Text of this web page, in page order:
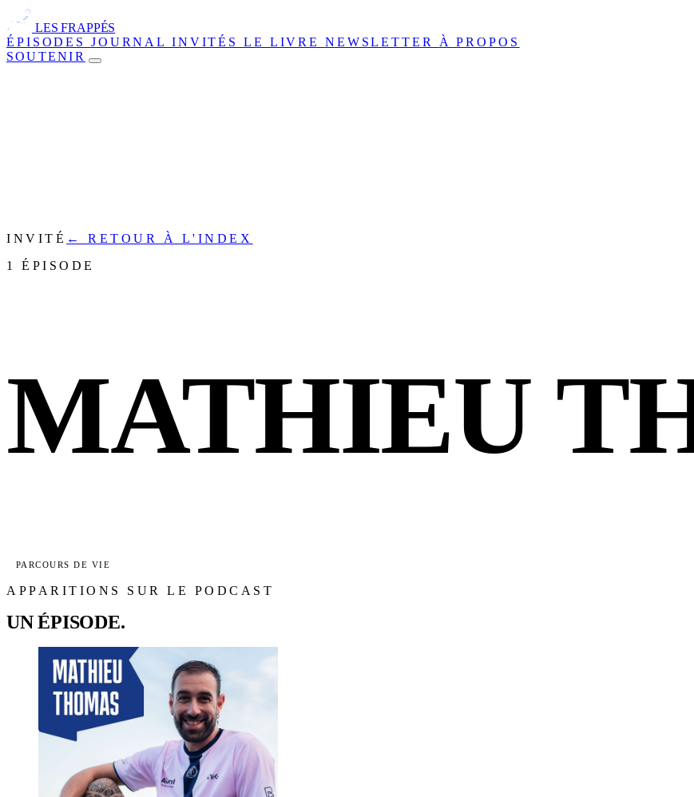
LES FRAPPÉS
ÉPISODES JOURNAL INVITÉSLE LIVRE NEWSLETTER À PROPOS
SOUTENIR
INVITÉ ← RETOUR À L'INDEX
1 ÉPISODE
MATHIEU
PARCOURS DE VIE
APPARITIONS SUR LE PODCAST
UN ÉPISODE.